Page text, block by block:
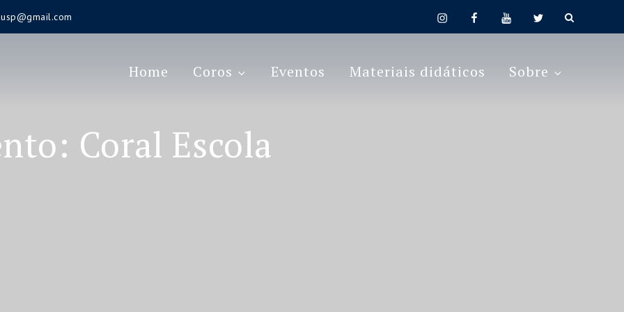
instagramfacebookyoutubetwitter
Home Coros Eventos Materiais didáticos Sobre
Coral Escola